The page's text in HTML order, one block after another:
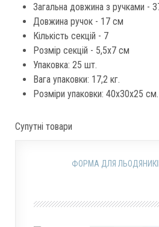
Загальна довжина з ручками -
Довжина ручок - 17 см
Кількість секцій - 7
Розмір секцій - 5,5x7 см
Упаковка: 25 шт.
Вага упаковки: 17,2 кг.
Розміри упаковки: 40х30х25 см.
Супутні товари
ФОРМА ДЛЯ